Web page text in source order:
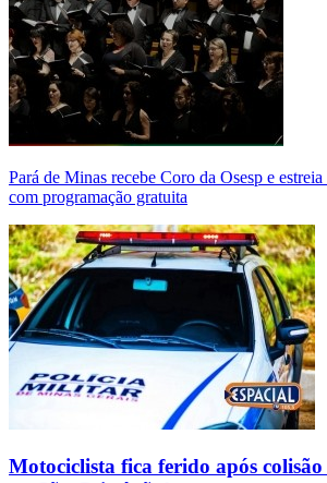
Pará de Minas recebe Coro da Osesp e
com programação gratuita
Motociclista fica ferido após